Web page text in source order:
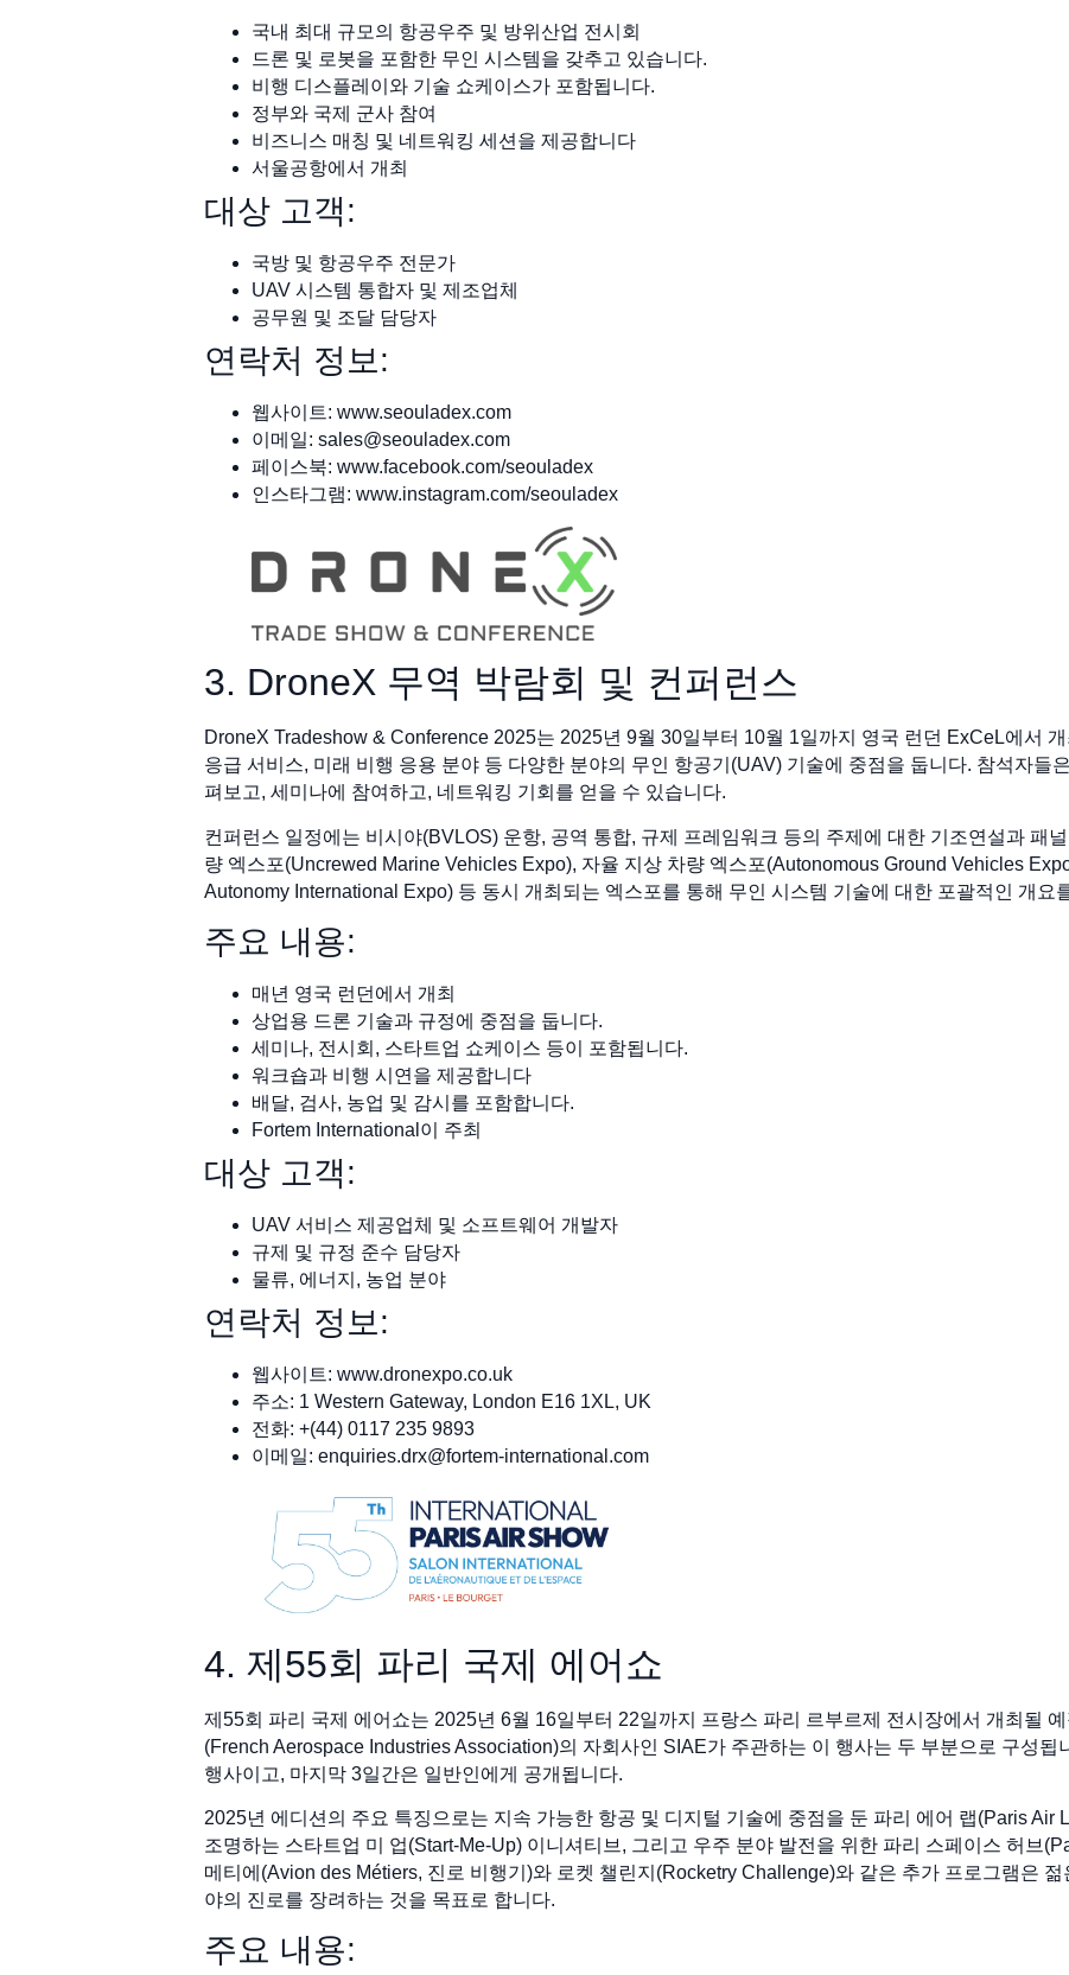
국내 최대 규모의 항공우주 및 방위산업 전시회
드론 및 로봇을 포함한 무인 시스템을 갖추고 있습니다.
비행 디스플레이와 기술 쇼케이스가 포함됩니다.
정부와 국제 군사 참여
비즈니스 매칭 및 네트워킹 세션을 제공합니다
서울공항에서 개최
대상 고객:
국방 및 항공우주 전문가
UAV 시스템 통합자 및 제조업체
공무원 및 조달 담당자
연락처 정보:
웹사이트: www.seouladex.com
이메일: sales@seouladex.com
페이스북: www.facebook.com/seouladex
인스타그램: www.instagram.com/seouladex
3. DroneX 무역 박람회 및 컨퍼런스
DroneX Tradeshow & Conference 2025는 2025년 9월 30일부터 10월 1일까지 영국 런던 ExCeL에서
응급 서비스, 미래 비행 응용 분야 등 다양한 분야의 무인 항공기(UAV) 기술에 중점을 둡니다. 참석자들
펴보고, 세미나에 참여하고, 네트워킹 기회를 얻을 수 있습니다.
컨퍼런스 일정에는 비시야(BVLOS) 운항, 공역 통합, 규제 프레임워크 등의 주제에 대한 기조연설과 패
량 엑스포(Uncrewed Marine Vehicles Expo), 자율 지상 차량 엑스포(Autonomous Ground Vehicles
Autonomy International Expo) 등 동시 개최되는 엑스포를 통해 무인 시스템 기술에 대한 포괄적인 개요
주요 내용:
매년 영국 런던에서 개최
상업용 드론 기술과 규정에 중점을 둡니다.
세미나, 전시회, 스타트업 쇼케이스 등이 포함됩니다.
워크숍과 비행 시연을 제공합니다
배달, 검사, 농업 및 감시를 포함합니다.
Fortem International이 주최
대상 고객:
UAV 서비스 제공업체 및 소프트웨어 개발자
규제 및 규정 준수 담당자
물류, 에너지, 농업 분야
연락처 정보:
웹사이트: www.dronexpo.co.uk
주소: 1 Western Gateway, London E16 1XL, UK
전화: +(44) 0117 235 9893
이메일: enquiries.drx@fortem-international.com
4. 제55회 파리 국제 에어쇼
제55회 파리 국제 에어쇼는 2025년 6월 16일부터 22일까지 프랑스 파리 르부르제 전시장에서 개최될
(French Aerospace Industries Association)의 자회사인 SIAE가 주관하는 이 행사는 두 부분으로 구성
행사이고, 마지막 3일간은 일반인에게 공개됩니다.
2025년 에디션의 주요 특징으로는 지속 가능한 항공 및 디지털 기술에 중점을 둔 파리 에어 랩(Paris Air
조명하는 스타트업 미 업(Start-Me-Up) 이니셔티브, 그리고 우주 분야 발전을 위한 파리 스페이스 허브
메티에(Avion des Métiers, 진로 비행기)와 로켓 챌린지(Rocketry Challenge)와 같은 추가 프로그램은
야의 진로를 장려하는 것을 목표로 합니다.
주요 내용: